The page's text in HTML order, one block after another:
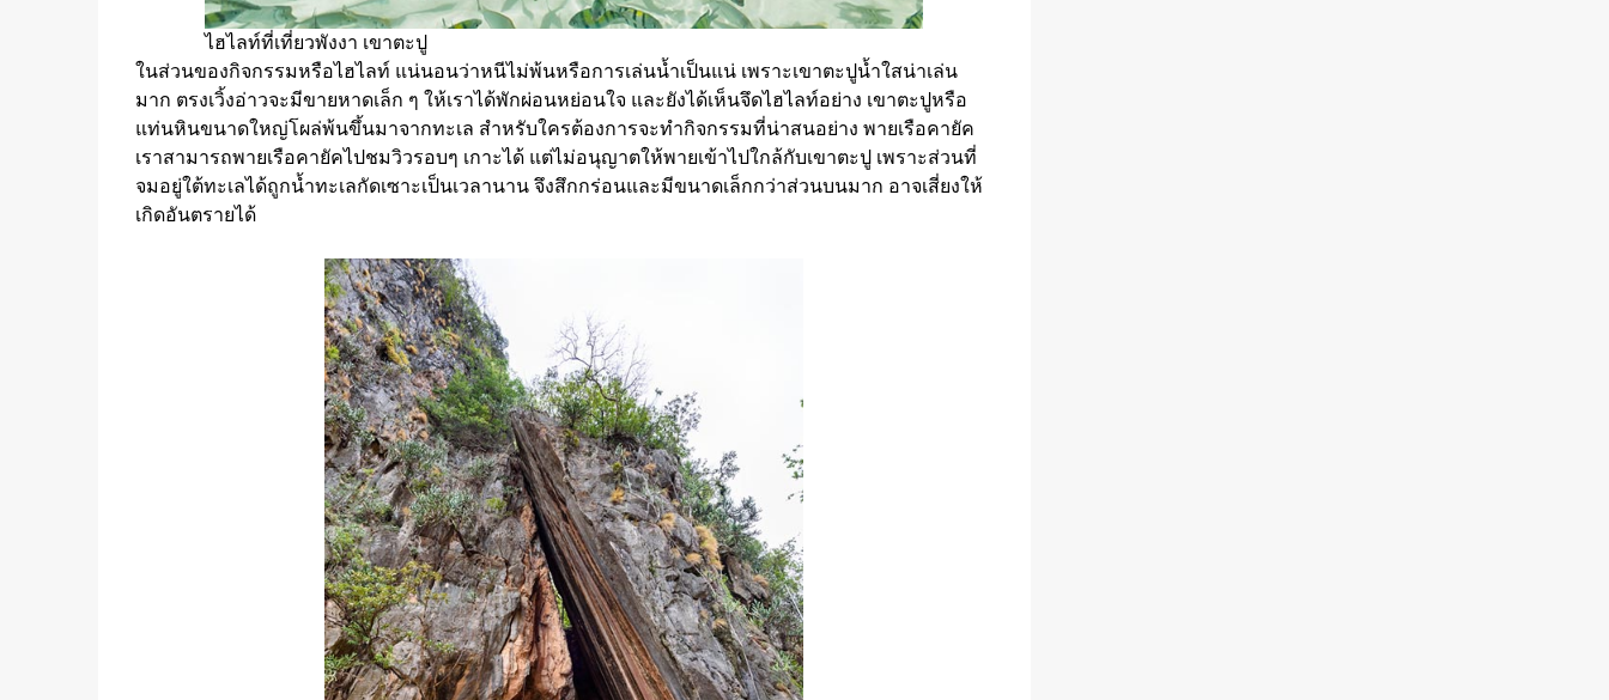
ไฮไลท์ที่เที่ยวพังงา เขาตะปู
ในส่วนของกิจกรรมหรือไฮไลท์ แน่นอนว่าหนีไม่พ้นหรือการเล่นน้ำเป็นแน่ เพราะเขาตะปูน้ำใสน่าเล่น
มาก ตรงเวิ้งอ่าวจะมีขายหาดเล็ก ๆ ให้เราได้พักผ่อนหย่อนใจ และยังได้เห็นจึดไฮไลท์อย่าง เขาตะปูหรือ
แท่นหินขนาดใหญ่โผล่พ้นขึ้นมาจากทะเล สำหรับใครต้องการจะทำกิจกรรมที่น่าสนอย่าง พายเรือคายัค
เราสามารถพายเรือคายัคไปชมวิวรอบๆ เกาะได้ แต่ไม่อนุญาตให้พายเข้าไปใกล้กับเขาตะปู เพราะส่วนที่
จมอยู่ใต้ทะเลได้ถูกน้ำทะเลกัดเซาะเป็นเวลานาน จึงสึกกร่อนและมีขนาดเล็กกว่าส่วนบนมาก อาจเสี่ยงให้
เกิดอันตรายได้